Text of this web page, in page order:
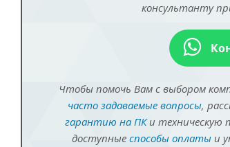
консультанту
Чтобы помочь Вам с выбором
часто задаваемые вопросы,
гарантию на ПКи техническую
доступные способы оплатыи